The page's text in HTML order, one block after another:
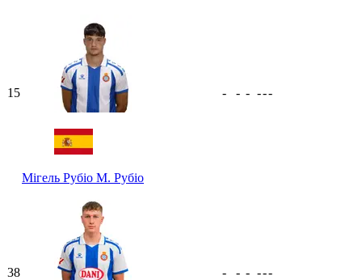
15
Мігель Рубіо М. Рубіо
- - - ---
38 - - - ---